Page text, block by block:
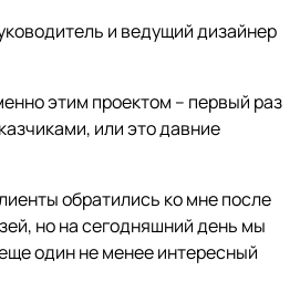
и ведущий дизайнер
этим проектом – первый раз
или это давние
обратились ко мне после
но на сегодняшний день мы
один не менее интересный